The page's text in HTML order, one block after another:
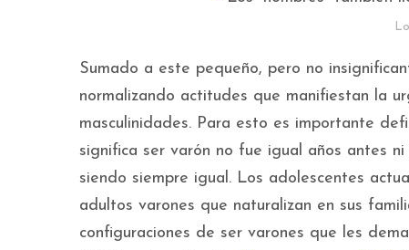
Sumado a este pequeño, pero no
normalizando actitudes que manifiestan la
masculinidades. Para esto es importante
significa ser varón no fue igual años antes
siendo siempre igual. Los adolescentes
adultos varones que naturalizan en sus
configuraciones de ser varones que les